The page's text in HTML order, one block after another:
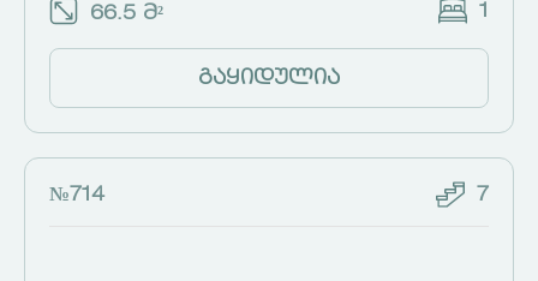
66.5 მ² 1
გაყიდულია
№714 7